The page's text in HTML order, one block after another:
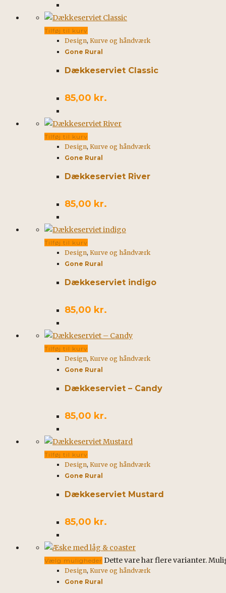
Tilføj til kurv
Design, Kurve og håndværk
Gone Rural
Dækkeserviet Classic
85,00 kr.
Tilføj til kurv
Design, Kurve og håndværk
Gone Rural
Dækkeserviet River
85,00 kr.
Tilføj til kurv
Design, Kurve og håndværk
Gone Rural
Dækkeserviet indigo
85,00 kr.
Tilføj til kurv
Design, Kurve og håndværk
Gone Rural
Dækkeserviet – Candy
85,00 kr.
Tilføj til kurv
Design, Kurve og håndværk
Gone Rural
Dækkeserviet Mustard
85,00 kr.
Vælg muligheder Dette vare har flere varianter.
Design, Kurve og håndværk
Gone Rural